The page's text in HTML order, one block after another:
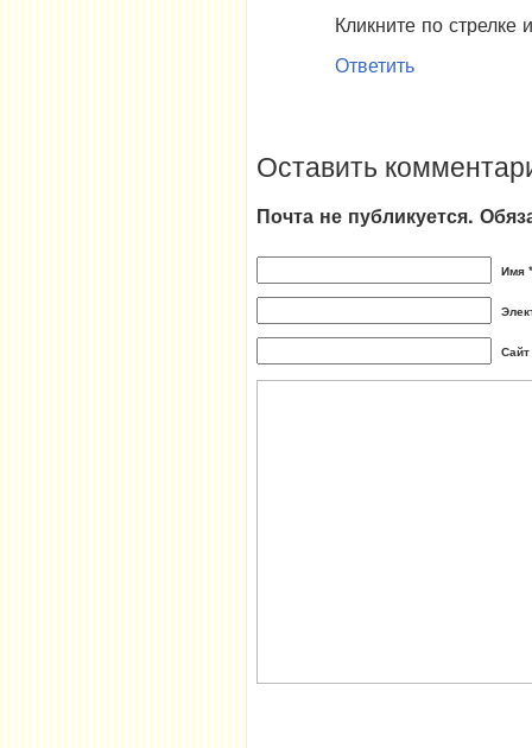
Кликните по стрелке
Ответить
Оставить
Почта не публикуется.
Имя *
Сайт